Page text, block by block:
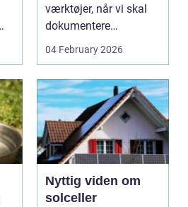
værktøjer, når vi skal
dokumentere
bæreevnen af pæle til
04 February 2026
Nyttig viden om
solceller